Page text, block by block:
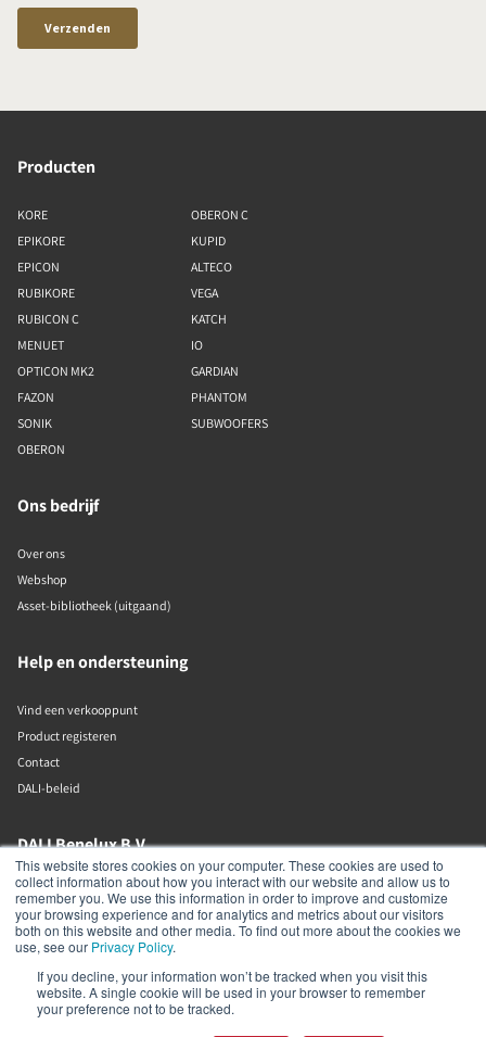
This website stores cookies on your computer. These cookies are used to
collect information about how you interact with our website and allow us to
remember you. We use this information in order to improve and customize
your browsing experience and for analytics and metrics about our visitors
both on this website and other media. To find out more about the cookies we
use, see our Privacy Policy.
If you decline, your information won’t be tracked when you visit this
website. A single cookie will be used in your browser to remember
your preference not to be tracked.
Producten
KORE
EPIKORE
EPICON
RUBIKORE
RUBICON C
MENUET
OPTICON MK2
FAZON
SONIK
OBERON
OBERON C
KUPID
ALTECO
VEGA
KATCH
IO
GARDIAN
PHANTOM
SUBWOOFERS
Ons bedrijf
Over ons
Webshop
Asset-bibliotheek (uitgaand)
Help en ondersteuning
Vind een verkooppunt
Product registeren
Contact
DALI-beleid
DALI Benelux B.V.
Putstraat 12c
Waalwijk
5142 RL
The Netherlands
+31 (0)85 105 50 50
info@dalibenelux.com